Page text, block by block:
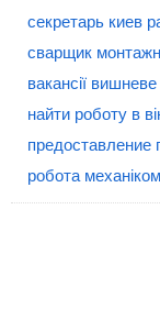
секретарь киев
сварщик
вакансії вишневе
найти роботу в
предоставление
робота